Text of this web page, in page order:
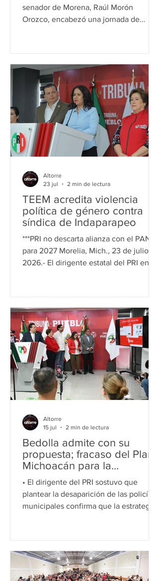
senador de Morena, Raúl Morón
Orozco, encabezó una jornada de
informativas en 78 municipios de
Michoacán, como parte de las
actividades relacionadas con el proceso
interno para la designación de la
Coordinación Estatal en Defensa de la
Transformación y la Soberanía
Nacional. De acuerdo con información
difundida por su equipo, las reuniones
se llevaron a cabo de manera simultá
TEEM acredita violencia
política de género contra
síndica de Indaparapeo
***PRI no descarta alianza con el PAN
para 2027 Morelia, Mich., 23 de julio de
2026.- El dirigente estatal del PRI en
Tribunal Electoral del Estado de
Michoacán (TEEM) que determinó la
existencia de violencia política contra
las mujeres en razón de género en
perjuicio de la síndica de Indaparapeo,
Elizabeth Agustín Santos, y aseguró
que el partido dará acompañamiento a
mujeres que enfrenten situaciones
similares
Altorre
23 jul
2 min de lectura
Bedolla admite con su
propuesta; fracaso del Plan
Michoacán para la
Construcción de la Paz:
Memo Valencia
• El dirigente del PRI sostuvo que
plantear la desaparición de las policías
municipales confirma que la estrategia
designados por los gobiernos estatal y
federal. Morelia, Mich., 15 de julio de
2026.- La propuesta del gobernador
Alfredo Ramírez Bedolla de
Altorre
15 jul
2 min de lectura